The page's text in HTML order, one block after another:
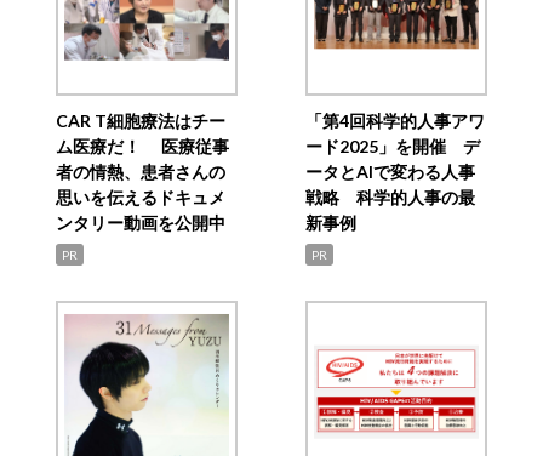
CAR T細胞療法はチー
ム医療だ！ 医療従事
者の情熱、患者さんの
思いを伝えるドキュメ
ンタリー動画を公開中
PR
「第4回科学的人事アワ
ード2025」を開催 デ
ータとAIで変わる人事
戦略 科学的人事の最
新事例
PR